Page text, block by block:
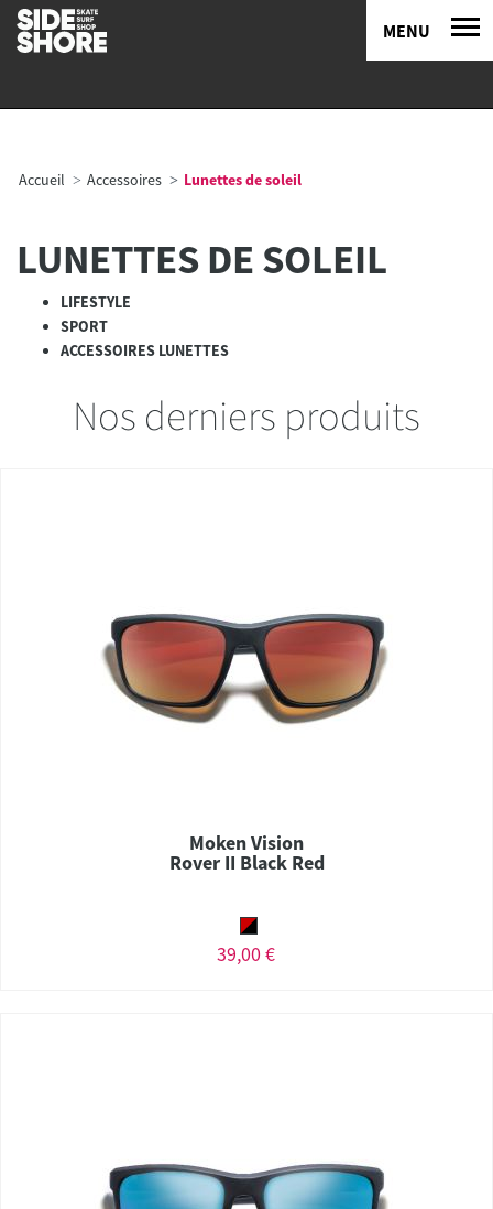
MENU
Accueil Accessoires Lunettes de soleil
LUNETTES DE SOLEIL
LIFESTYLE
SPORT
ACCESSOIRES LUNETTES
Nos derniers produits
Moken Vision
Rover II Black Red
39,00 €